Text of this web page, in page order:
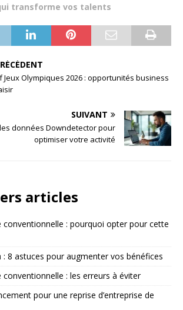
transforme vos talents
Jeux Olympiques 2026 : opportunités business
SUIVANT
données Downdetector pour
optimiser votre activité
articles
conventionnelle : pourquoi opter pour cette
8 astuces pour augmenter vos bénéfices
: les erreurs à éviter
pour une reprise d’entreprise de